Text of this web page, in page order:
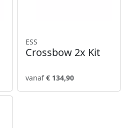
ESS
Crossbow 2x Kit
vanaf€ 134,90